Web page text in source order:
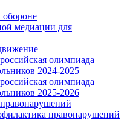
обороне
медиации для
олимпиада
2024-2025
олимпиада
2025-2026
правонарушений